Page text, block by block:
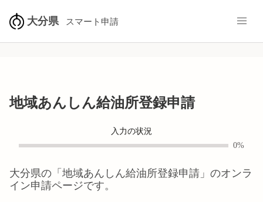
大分県 スマート申請
地域あんしん給油所登録申請
入力の状況
0%
大分県の「 地域あんしん給油所登録申請 」のオンラ
イン申請ページです。